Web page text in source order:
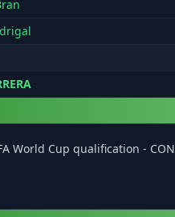
World Cup qualification -